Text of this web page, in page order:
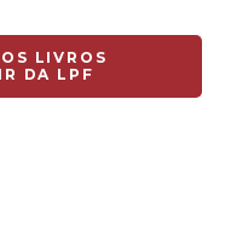
LIVROS
DA LPF